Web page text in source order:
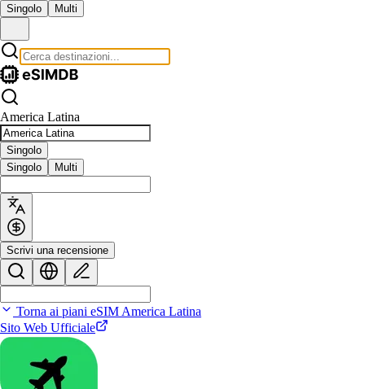
Singolo Multi
America Latina
Singolo
Singolo
Multi
Scrivi una recensione
Torna ai piani eSIM America Latina
Sito Web Ufficiale